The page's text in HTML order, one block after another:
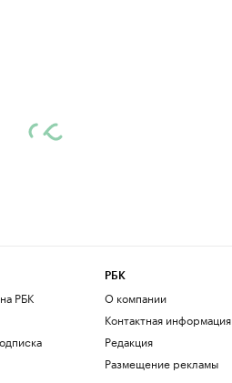
РБК
РБК
О компании
Контактная информация
Редакция
Размещение рекламы